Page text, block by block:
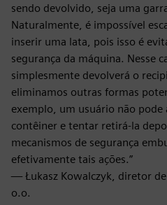
sendo devolvido, seja uma
Naturalmente, é impossível
inserir uma lata, pois isso é
segurança da máquina. Nesse
simplesmente devolverá o
eliminamos outras formas
exemplo, um usuário não
contêiner e tentar retirá-la
mecanismos de segurança
efetivamente tais ações.”
— Łukasz Kowalczyk, diretor de
o.o.